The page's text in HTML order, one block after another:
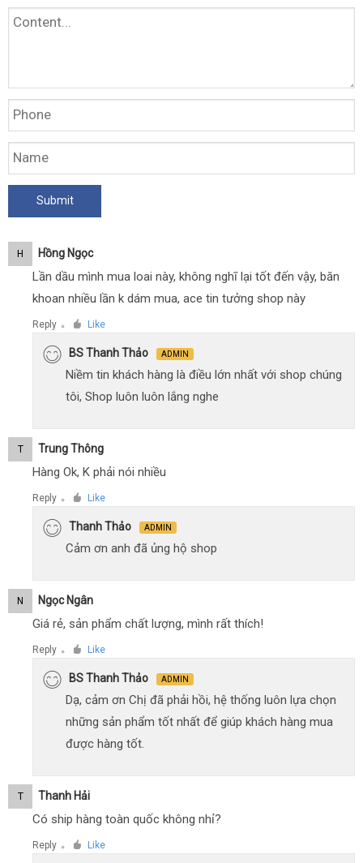
H Hồng Ngọc
Lần dầu mình mua loai này, không nghĩ lại tốt đến vậy, băn
khoan nhiều lần k dám mua, ace tin tưởng shop này
Reply ● Like
BS Thanh Thảo ADMIN
Niềm tin khách hàng là điều lớn nhất với shop chúng
tôi, Shop luôn luôn lắng nghe
T Trung Thông
Hàng Ok, K phải nói nhiều
Reply ● Like
Thanh Thảo ADMIN
Cảm ơn anh đã ủng hộ shop
N Ngọc Ngân
Giá rẻ, sản phẩm chất lượng, mình rất thích!
Reply ● Like
BS Thanh Thảo ADMIN
Dạ, cảm ơn Chị đã phải hồi, hệ thống luôn lựa chọn
những sản phẩm tốt nhất để giúp khách hàng mua
được hàng tốt.
T Thanh Hải
Có ship hàng toàn quốc không nhỉ?
Reply ● Like